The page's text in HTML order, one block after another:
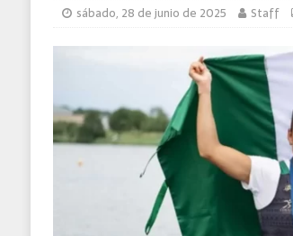
sábado, 28 de junio de 2025 Staff